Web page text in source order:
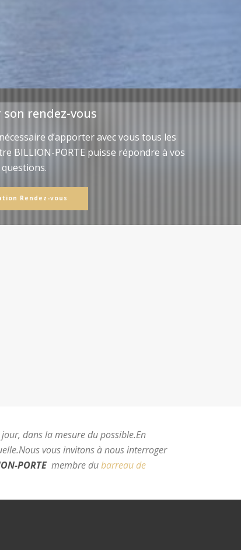
son rendez-vous
d’apporter avec vous tous les
BILLION-PORTE puisse répondre à vos
questions.
Rendez-vous
dans la mesure du possible.En
Nous vous invitons à nous interroger
PORTE membre dubarreau de